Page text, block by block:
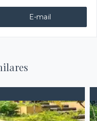
E-mail